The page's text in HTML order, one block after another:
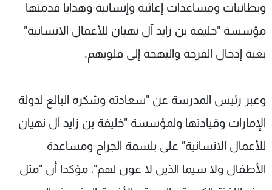
وبطانيات ومساعدات إغاثية وإنسانية وهدايا قدمتها
مؤسسة "خليفة بن زايد آل نهيان للأعمال الانسانية"
بغية إدخال الفرحة والبهجة إلى قلوبهم.
وعبر رئيس المدرسة عن "سعادته وشكره البالغ لدولة
الإمارات وقيادتها ولمؤسسة "خليفة بن زايد آل نهيان
للأعمال الانسانية" على بلسمة الجراح ومساعدة
الأطفال ولا سيما الذين لا عون لهم"، مؤكدا أن "مثل